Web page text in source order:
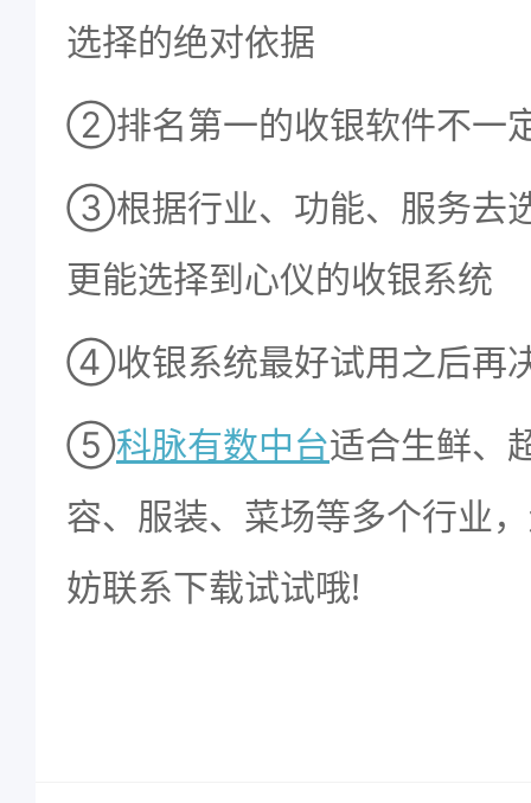
选择的绝对依据
②排名第一的收银软件不一
③根据行业、功能、服务去
更能选择到心仪的收银系统
④收银系统最好试用之后再
⑤科脉有数中台适合生鲜、
容、服装、菜场等多个行业
妨联系下载试试哦!